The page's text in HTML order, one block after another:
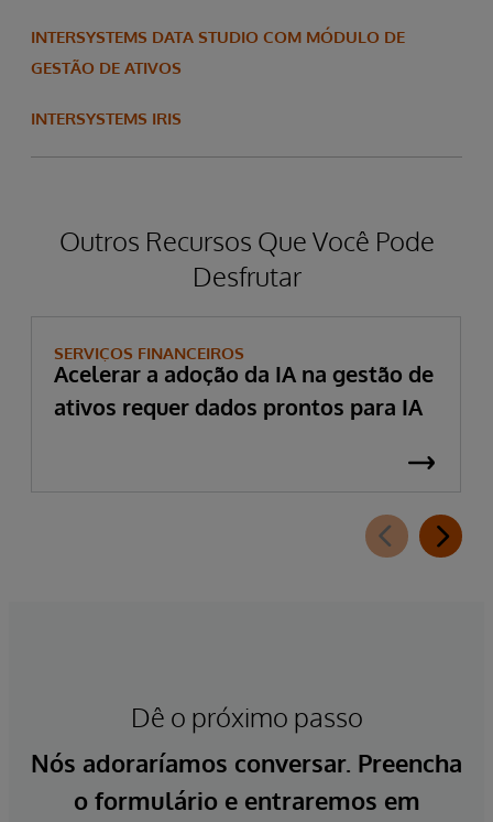
INTERSYSTEMS DATA STUDIO COM MÓDULO DE
GESTÃO DE ATIVOS
INTERSYSTEMS IRIS
Outros Recursos Que Você Pode
Desfrutar
SERVIÇOS FINANCEIROS
Acelerar a adoção da IA na gestão de
ativos requer dados prontos para IA
Dê o próximo passo
Nós adoraríamos conversar. Preencha
o formulário e entraremos em